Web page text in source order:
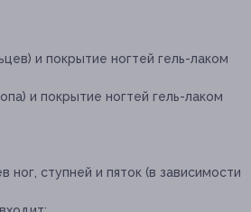
и покрытие ногтей гель-лаком
и покрытие ногтей гель-лаком
ступней и пяток (в зависимости